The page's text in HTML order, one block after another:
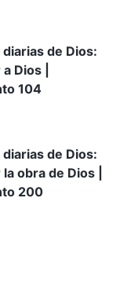
diarias de Dios:
Dios |
104
diarias de Dios:
obra de Dios |
200